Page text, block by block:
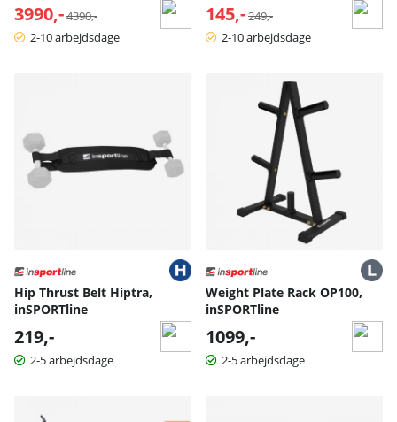
3990,- Normalpris:
4390,-
2-10 arbejdsdage
145,- Normalpris:
249,-
2-10 arbejdsdage
Hip Thrust Belt Hiptra,
inSPORTline
219,-
2-5 arbejdsdage
Weight Plate Rack OP100,
inSPORTline
1099,-
2-5 arbejdsdage